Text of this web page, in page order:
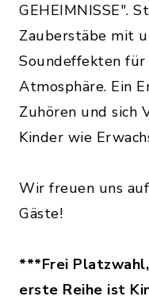
GEHEIMNISSE".
Zauberstäbe mit
Soundeffekten für
Atmosphäre. Ein
Zuhören und sich
Kinder wie
Wir freuen uns
Gäste!
***Frei
erste Reihe ist